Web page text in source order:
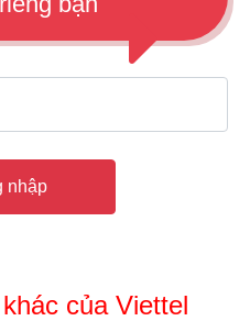
nhập
của Viettel